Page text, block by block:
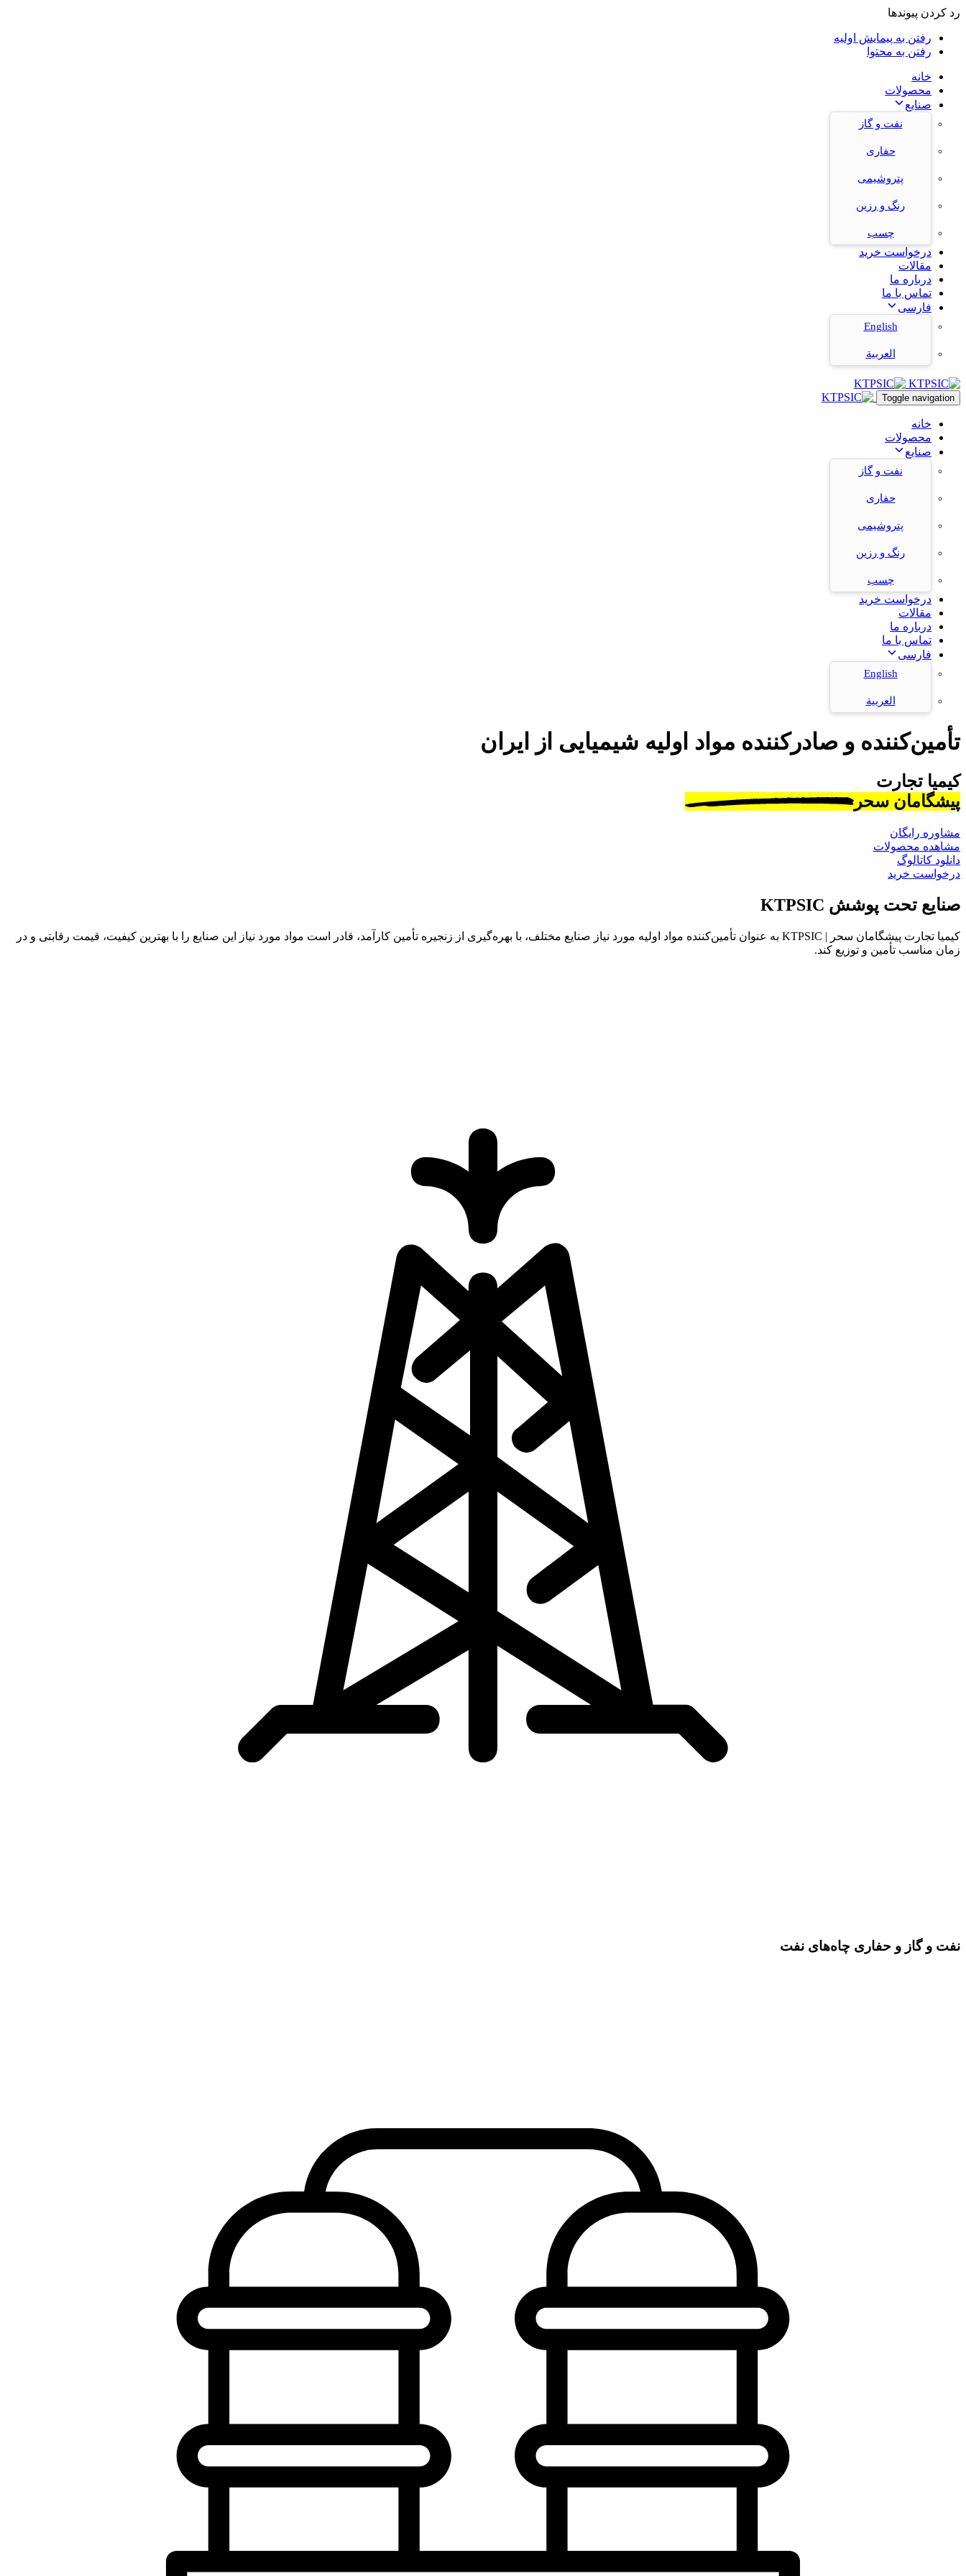
رد کردن پیوندها
رفتن به پیمایش اولیه
رفتن به محتوا
خانه
محصولات
صنایع
نفت و گاز
حفاری
پتروشیمی
رنگ و رزین
چسب
درخواست خرید
مقالات
درباره ما
تماس با ما
فارسی
English
العربية
Toggle navigation
خانه
محصولات
صنایع
نفت و گاز
حفاری
پتروشیمی
رنگ و رزین
چسب
درخواست خرید
مقالات
درباره ما
تماس با ما
فارسی
English
العربية
تأمین‌کننده و صادرکننده مواد اولیه شیمیایی از ایران
کیمیا تجارت
پیشگامان سحر
مشاوره رایگان
مشاهده محصولات
دانلود کاتالوگ
درخواست خرید
صنایع تحت پوشش KTPSIC
کیمیا تجارت پیشگامان سحر | KTPSIC به عنوان تأمین‌کننده مواد اولیه مورد نیاز صنایع مختلف، با بهره‌گیری از زنجیره تأمین کارآمد، قادر است مواد مورد نیاز این صنایع را با بهترین کیفیت، قیمت رقابتی و در
زمان مناسب تأمین و توزیع کند.
نفت و گاز و حفاری چاه‌های نفت